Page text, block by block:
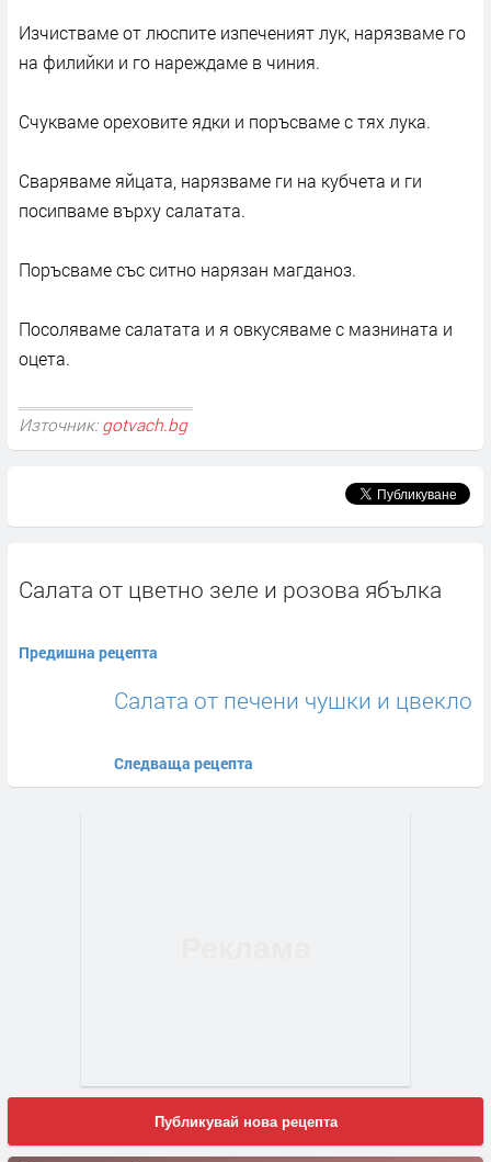
Изчистваме от люспите изпеченият лук, нарязваме го
на филийки и го нареждаме в чиния.
Счукваме ореховите ядки и поръсваме с тях лука.
Сваряваме яйцата, нарязваме ги на кубчета и ги
посипваме върху салатата.
Поръсваме със ситно нарязан магданоз.
Посоляваме салатата и я овкусяваме с мазнината и
оцета.
Източник: gotvach.bg
Салата от цветно зеле и розова ябълка
Предишна рецепта
Салата от печени чушки и цвекло
Следваща рецепта
Публикувай нова рецепта